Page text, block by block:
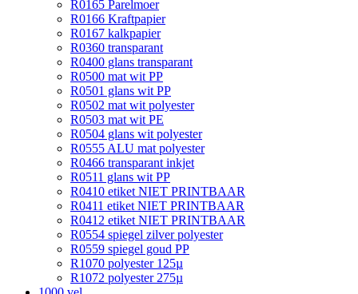
R0165 Parelmoer
R0166 Kraftpapier
R0167 kalkpapier
R0360 transparant
R0400 glans transparant
R0500 mat wit PP
R0501 glans wit PP
R0502 mat wit polyester
R0503 mat wit PE
R0504 glans wit polyester
R0555 ALU mat polyester
R0466 transparant inkjet
R0511 glans wit PP
R0410 etiket NIET PRINTBAAR
R0411 etiket NIET PRINTBAAR
R0412 etiket NIET PRINTBAAR
R0554 spiegel zilver polyester
R0559 spiegel goud PP
R1070 polyester 125µ
R1072 polyester 275µ